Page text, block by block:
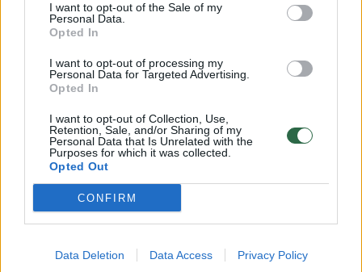
I want to opt-out of the Sale of my
Personal Data.
Opted In
I want to opt-out of processing my
Personal Data for Targeted Advertising.
Opted In
I want to opt-out of Collection, Use,
Retention, Sale, and/or Sharing of my
Personal Data that Is Unrelated with the
Purposes for which it was collected.
Opted Out
CONFIRM
Data Deletion Data Access Privacy Policy
Žinios | Pasaulis
Brazilijoje surengtos masinės homoseksualų vestuvės
Žinios | Pasaulis
Airijos homoseksualai jau švenčia pergalę referendume